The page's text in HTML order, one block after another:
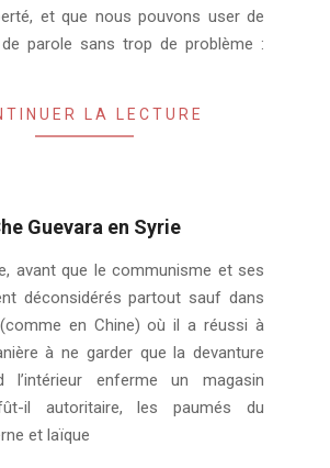
et que nous pouvons user de
parole sans trop de problème :
LA LECTURE
Guevara en Syrie
avant que le communisme et ses
déconsidérés partout sauf dans
en Chine) où il a réussi à
à ne garder que la devanture
l’intérieur enferme un magasin
il autoritaire, les paumés du
et laïque